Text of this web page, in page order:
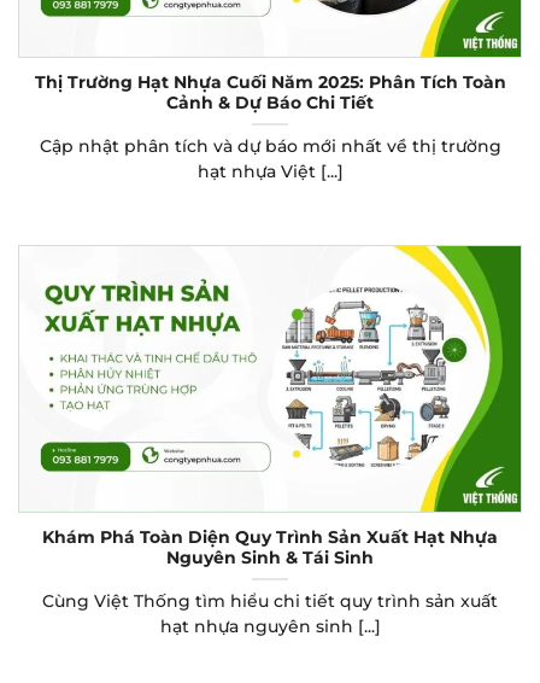
Thị Trường Hạt Nhựa Cuối Năm 2025: Phân Tích Toàn
Cảnh & Dự Báo Chi Tiết
Cập nhật phân tích và dự báo mới nhất về thị trường
hạt nhựa Việt [...]
Khám Phá Toàn Diện Quy Trình Sản Xuất Hạt Nhựa
Nguyên Sinh & Tái Sinh
Cùng Việt Thống tìm hiểu chi tiết quy trình sản xuất
hạt nhựa nguyên sinh [...]